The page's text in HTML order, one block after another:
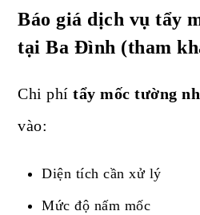
Báo giá dịch vụ tẩy
tại Ba Đình (tham
Chi phítẩy mốc tường
vào:
Diện tích cần xử lý
Mức độ nấm mốc